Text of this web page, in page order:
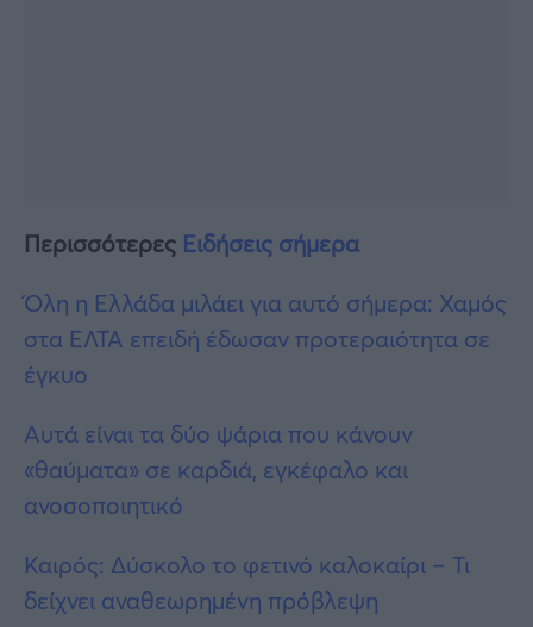
Περισσότερες Ειδήσεις σήμερα
Όλη η Ελλάδα μιλάει για αυτό σήμερα: Χαμός
στα ΕΛΤΑ επειδή έδωσαν προτεραιότητα σε
έγκυο
Αυτά είναι τα δύο ψάρια που κάνουν
«θαύματα» σε καρδιά, εγκέφαλο και
ανοσοποιητικό
Καιρός: Δύσκολο το φετινό καλοκαίρι – Τι
δείχνει αναθεωρημένη πρόβλεψη